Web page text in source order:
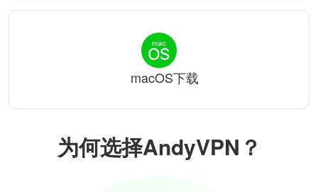
为何选择AndyVPN？
macOS下载